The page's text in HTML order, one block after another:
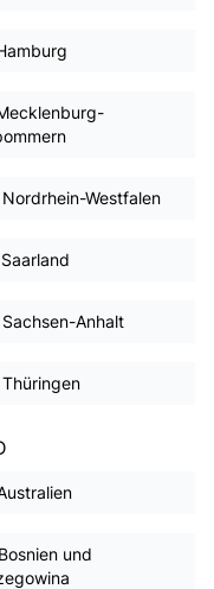
Nordrhein-Westfalen
Saarland
Sachsen-Anhalt
Thüringen
und